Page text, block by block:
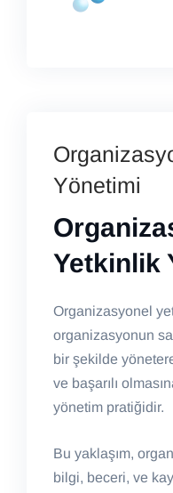
Yönetimi
Yetkinlik
Organizasyonel
organizasyonun
bir şekilde
ve başarılı
yönetim pratiğidir.
Bu yaklaşım,
bilgi, beceri, ve